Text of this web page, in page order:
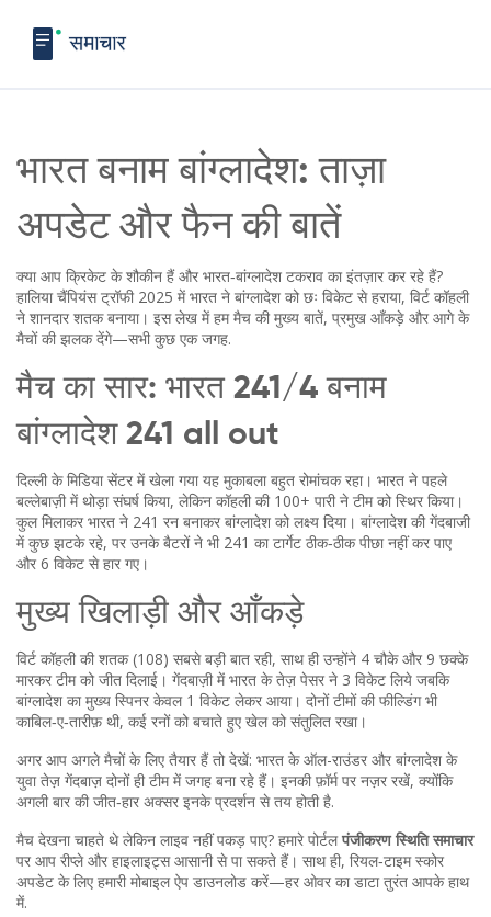
भारत बनाम बांग्लादेश: ताज़ा
अपडेट और फैन की बातें
क्या आप क्रिकेट के शौकीन हैं और भारत‑बांग्लादेश टकराव का इंतज़ार कर रहे हैं?
हालिया चैंपियंस ट्रॉफी 2025 में भारत ने बांग्लादेश को छः विकेट से हराया, विर्ट कॉहली
ने शानदार शतक बनाया। इस लेख में हम मैच की मुख्य बातें, प्रमुख आँकड़े और आगे के
मैचों की झलक देंगे—सभी कुछ एक जगह.
मैच का सार: भारत 241/4 बनाम
बांग्लादेश 241 all out
दिल्ली के मिडिया सेंटर में खेला गया यह मुकाबला बहुत रोमांचक रहा। भारत ने पहले
बल्लेबाज़ी में थोड़ा संघर्ष किया, लेकिन कॉहली की 100+ पारी ने टीम को स्थिर किया।
कुल मिलाकर भारत ने 241 रन बनाकर बांग्लादेश को लक्ष्य दिया। बांग्लादेश की गेंदबाजी
में कुछ झटके रहे, पर उनके बैटरों ने भी 241 का टार्गेट ठीक‑ठीक पीछा नहीं कर पाए
और 6 विकेट से हार गए।
मुख्य खिलाड़ी और आँकड़े
विर्ट कॉहली की शतक (108) सबसे बड़ी बात रही, साथ ही उन्होंने 4 चौके और 9 छक्के
मारकर टीम को जीत दिलाई। गेंदबाज़ी में भारत के तेज़ पेसर ने 3 विकेट लिये जबकि
बांग्लादेश का मुख्य स्पिनर केवल 1 विकेट लेकर आया। दोनों टीमों की फील्डिंग भी
काबिल‑ए‑तारीफ़ थी, कई रनों को बचाते हुए खेल को संतुलित रखा।
अगर आप अगले मैचों के लिए तैयार हैं तो देखें: भारत के ऑल-राउंडर और बांग्लादेश के
युवा तेज़ गेंदबाज़ दोनों ही टीम में जगह बना रहे हैं। इनकी फ़ॉर्म पर नज़र रखें, क्योंकि
अगली बार की जीत‑हार अक्सर इनके प्रदर्शन से तय होती है.
मैच देखना चाहते थे लेकिन लाइव नहीं पकड़ पाए? हमारे पोर्टलपंजीकरण स्थिति समाचार
पर आप रीप्ले और हाइलाइट्स आसानी से पा सकते हैं। साथ ही, रियल‑टाइम स्कोर
अपडेट के लिए हमारी मोबाइल ऐप डाउनलोड करें—हर ओवर का डाटा तुरंत आपके हाथ
में.